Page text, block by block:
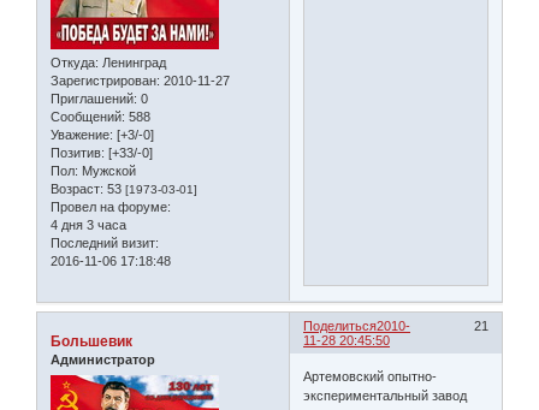
Откуда: Ленинград
Зарегистрирован: 2010-11-27
Приглашений: 0
Сообщений: 588
Уважение: [+3/-0]
Позитив: [+33/-0]
Пол: Мужской
Возраст: 53 [1973-03-01]
Провел на форуме:
4 дня 3 часа
Последний визит:
2016-11-06 17:18:48
Поделиться 21
2010-
11-28 20:45:50
Большевик
Администратор
Артемовский опытно-
экспериментальный завод